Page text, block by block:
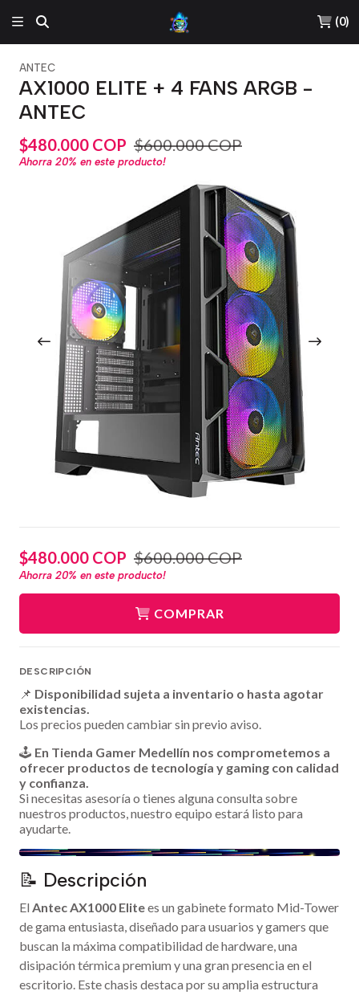
(0)
ANTEC
AX1000 ELITE + 4 FANS ARGB -
ANTEC
$480.000 COP $600.000 COP
Ahorra 20% en este producto!
$480.000 COP $600.000 COP
Ahorra 20% en este producto!
COMPRAR
DESCRIPCIÓN
📌 Disponibilidad sujeta a inventario o hasta agotar
existencias.
Los precios pueden cambiar sin previo aviso.
🕹️ En Tienda Gamer Medellín nos comprometemos a
ofrecer productos de tecnología y gaming con calidad
y confianza.
Si necesitas asesoría o tienes alguna consulta sobre
nuestros productos, nuestro equipo estará listo para
ayudarte.
📝 Descripción
El Antec AX1000 Elitees un gabinete formato Mid-Tower
de gama entusiasta, diseñado para usuarios y gamers que
buscan la máxima compatibilidad de hardware, una
disipación térmica premium y una gran presencia en el
escritorio. Este chasis destaca por su amplia estructura